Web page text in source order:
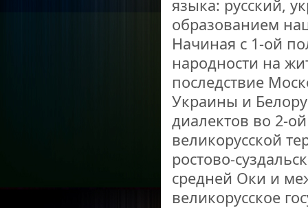
языка: русский,
образованием
Начиная с 1-ой
народности на
последствие
Украины и
диалектов во 2-
великорусской
ростово-
средней Оки и
великорусское